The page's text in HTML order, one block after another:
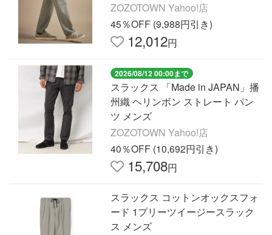
ZOZOTOWN Yahoo!店
45％OFF (9,988円引き)
12,012円
2026/08/12 00:00まで
スラックス 「Made in JAPAN」播
州織 ヘリンボン ストレート パン
ツ メンズ
ZOZOTOWN Yahoo!店
40％OFF (10,692円引き)
15,708円
スラックス コットンオックスフォ
ード 1プリーツイージースラック
ス メンズ